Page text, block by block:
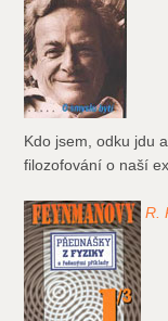
Kdo jsem, odku jdu
filozofování o naší
R.